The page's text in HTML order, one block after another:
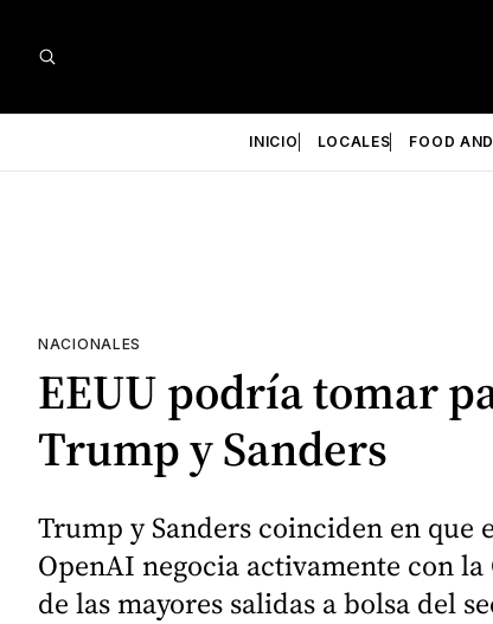
INICIO LOCALES FOOD
NACIONALES
EEUU podría tomar
Trump y Sanders
Trump y Sanders coinciden en
OpenAI negocia activamente con
de las mayores salidas a bolsa del